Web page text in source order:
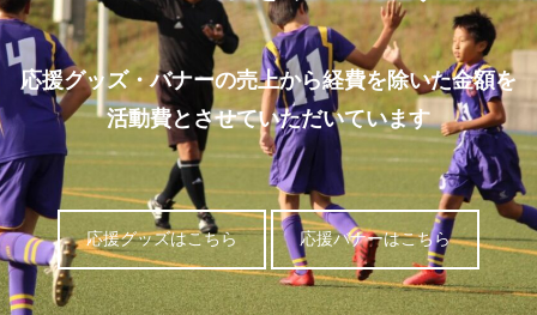
応援グッズ・バナーの売上から経費を除いた金額を
活動費とさせていただいています
応援グッズはこちら 応援バナーはこちら